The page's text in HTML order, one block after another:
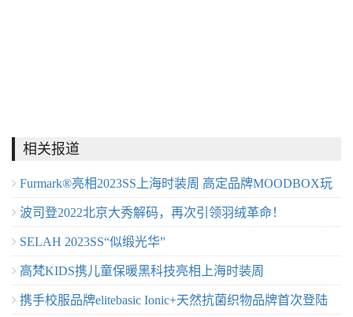
相关报道
Furmark®亮相2023SS上海时装周 ⾼定品牌MOODBOX玩
味皮草新时尚
波司登2022北京大秀解码，再次引领羽绒革命！
SELAH 2023SS“似缎光华”
高梵KIDS携儿童保暖黑科技亮相上海时装周
携手校服品牌elitebasic Ionic+天然抗菌织物品牌首次登陆